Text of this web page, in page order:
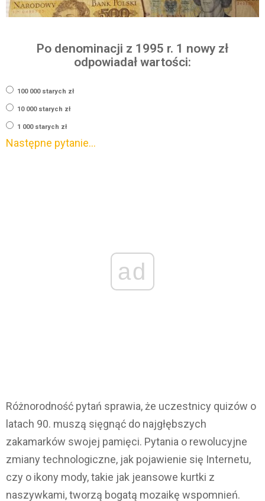
Po denominacji z 1995 r. 1 nowy zł
odpowiadał wartości:
100 000 starych zł
10 000 starych zł
1 000 starych zł
Następne pytanie…
ad
Różnorodność pytań sprawia, że uczestnicy quizów o
latach 90. muszą sięgnąć do najgłębszych
zakamarków swojej pamięci. Pytania o rewolucyjne
zmiany technologiczne, jak pojawienie się Internetu,
czy o ikony mody, takie jak jeansowe kurtki z
naszywkami, tworzą bogatą mozaikę wspomnień.